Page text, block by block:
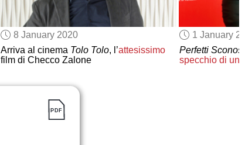
ABOUT US
ALEXA
ADJUST COLORS
8 January 2020
Arriva al cinema Tolo Tolo, l’attesissimo
film di Checco Zalone
1 January
Perfetti
specchio di